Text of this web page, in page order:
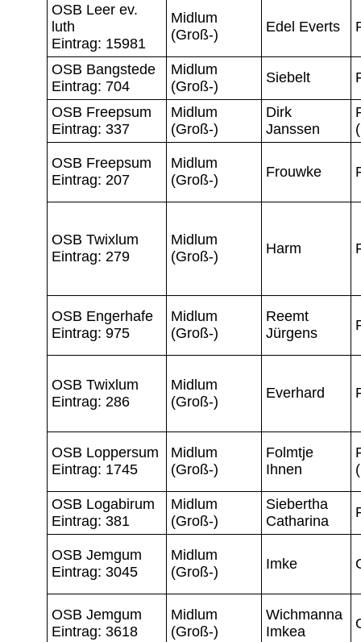
OSB Leer ev.
luth
Eintrag: 15981
Midlum
(Groß-)
Edel Everts
OSB Bangstede
Eintrag: 704
Midlum
(Groß-)
Siebelt
OSB Freepsum
Eintrag: 337
Midlum
(Groß-)
Dirk
Janssen
OSB Freepsum
Eintrag: 207
Midlum
(Groß-)
Frouwke
OSB Twixlum
Eintrag: 279
Midlum
(Groß-)
Harm
OSB Engerhafe
Eintrag: 975
Midlum
(Groß-)
Reemt
Jürgens
OSB Twixlum
Eintrag: 286
Midlum
(Groß-)
Everhard
OSB Loppersum
Eintrag: 1745
Midlum
(Groß-)
Folmtje
Ihnen
OSB Logabirum
Eintrag: 381
Midlum
(Groß-)
Siebertha
Catharina
OSB Jemgum
Eintrag: 3045
Midlum
(Groß-)
Imke
OSB Jemgum
Eintrag: 3618
Midlum
(Groß-)
Wichmanna
Imkea